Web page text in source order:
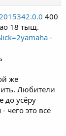
400
18 тыщ.
-
же
Любители
до усёру
чего это всё